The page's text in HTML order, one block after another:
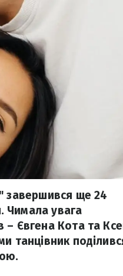
завершився ще 24
Чимала увага
Євгена Кота та
танцівник